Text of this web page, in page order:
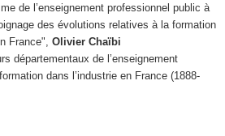
de l’enseignement professionnel public à
des évolutions relatives à la formation
France", Olivier Chaïbi
départementaux de l’enseignement
dans l’industrie en France (1888-